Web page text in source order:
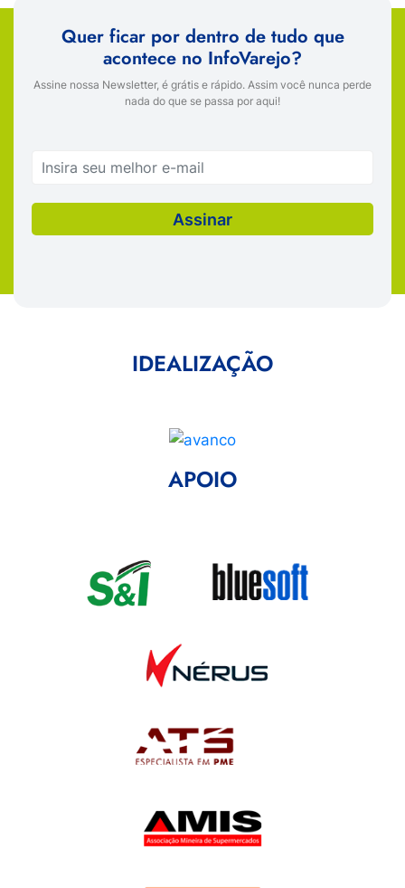
Quer ficar por dentro de tudo que
acontece no InfoVarejo?
Assine nossa Newsletter, é grátis e rápido. Assim você nunca perde
nada do que se passa por aqui!
IDEALIZAÇÃO
APOIO